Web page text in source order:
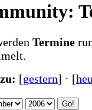
Termine
[gestern] · [